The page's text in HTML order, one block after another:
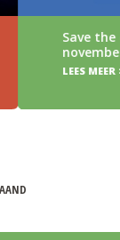
op 3